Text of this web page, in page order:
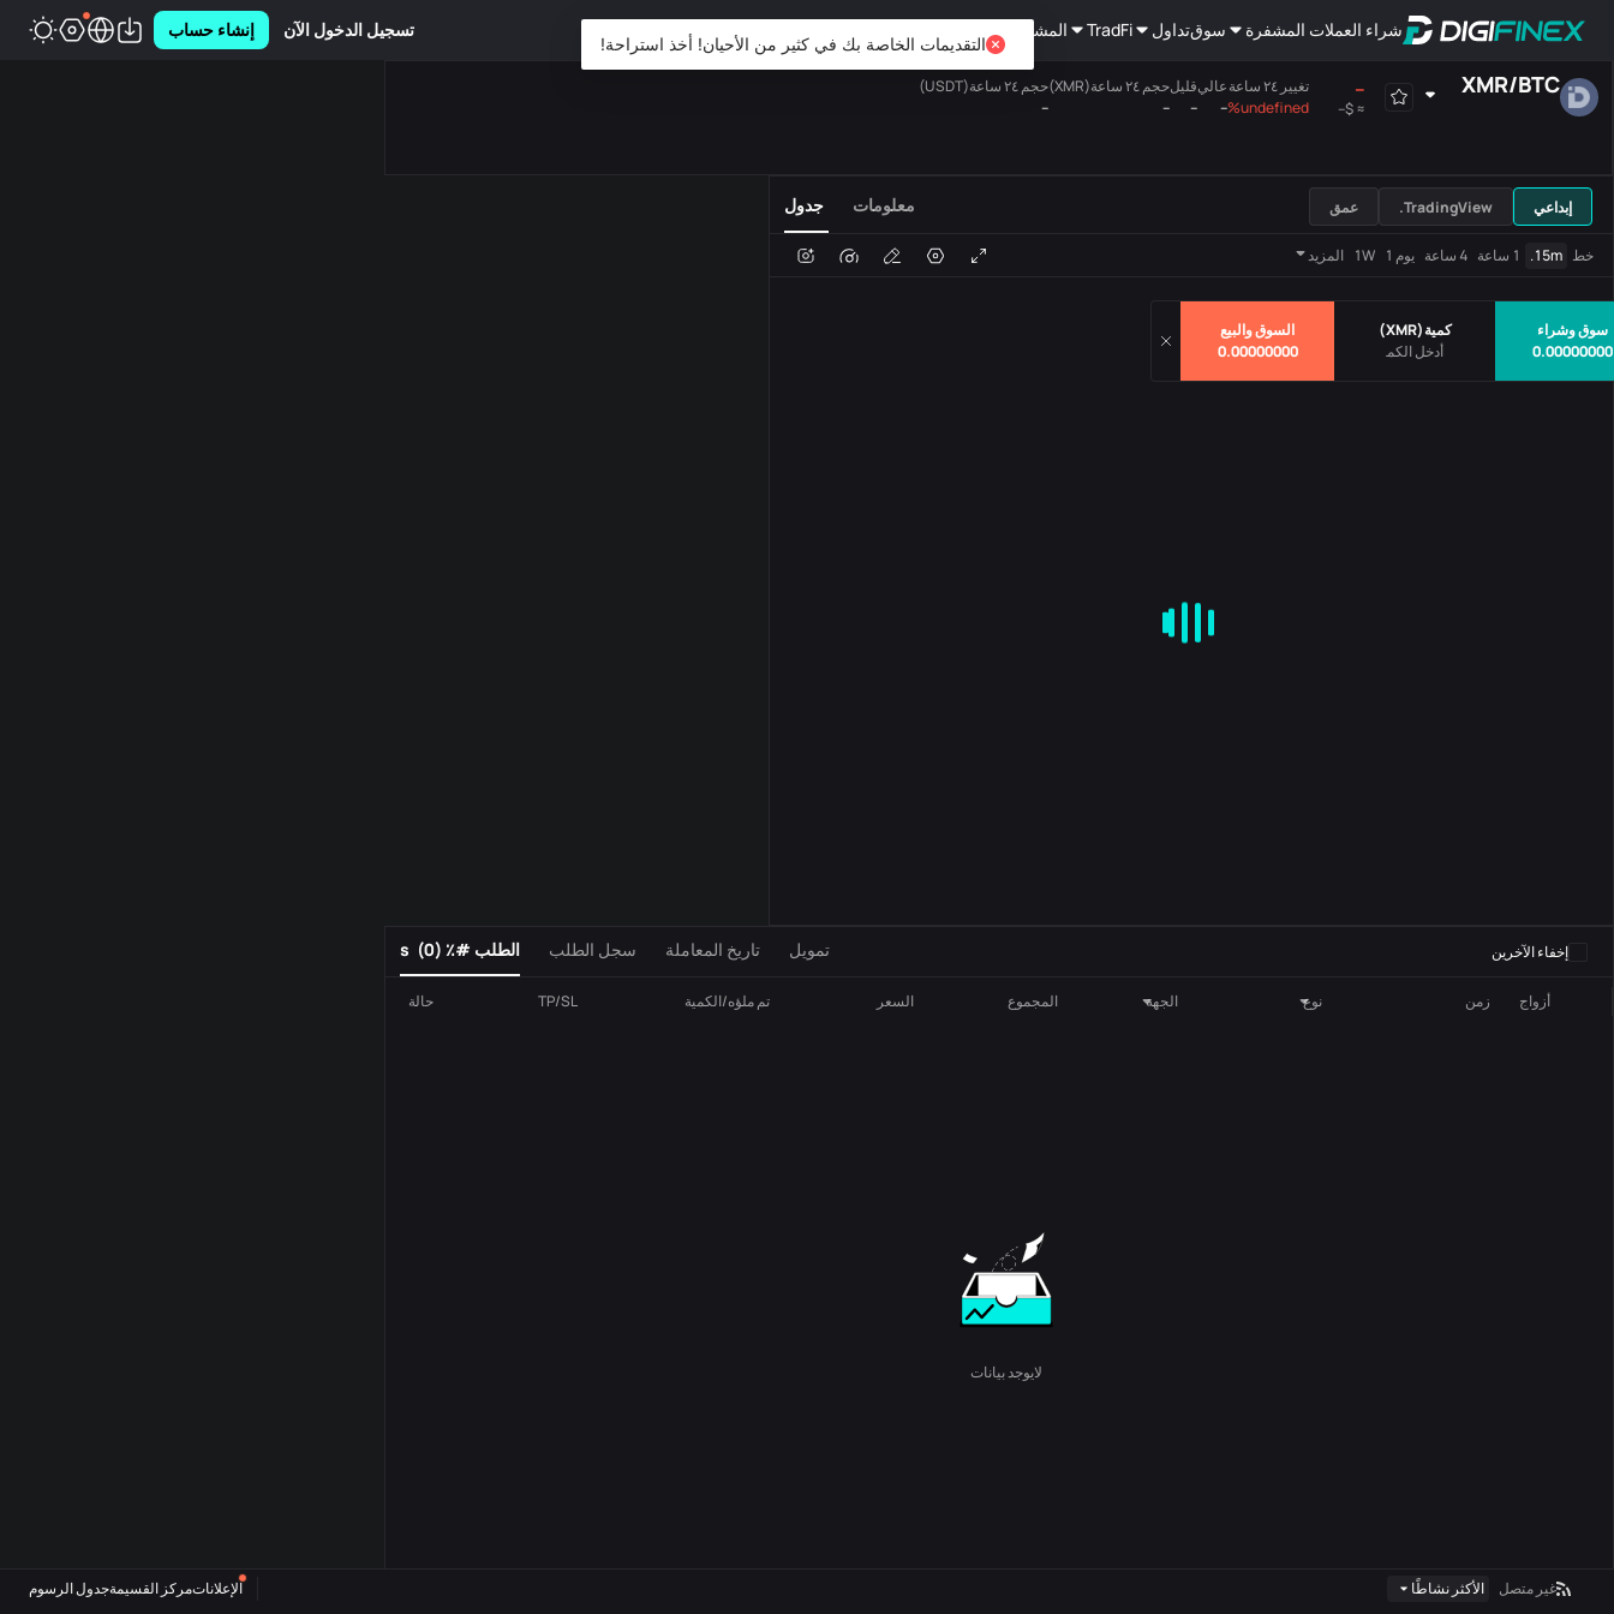
شراء العملات المشفرة سوقتداول TradFi المشتقات تسجيل الدخول الآن إنشاء حساب
سوق وشراء
0.00000000
كمية(
XMR
)
السوق والبيع
0.00000000
XMR/BTC
--
≈
$--
تغيير ٢٤ ساعة
undefined%
عالي
--
قليل
--
حجم ٢٤ ساعة(XMR)
--
حجم ٢٤ ساعة(USDT)
--
الجميع اللوحة الرئيسية
أزواج الصوت
جدول معلومات إبداعي TradingView. عمق
خط 15m. 1 ساعة 4 ساعة يوم 1 1W المزيد
الطلب #٪ s (0) سجل الطلب تاريخ المعاملة تمويل إخفاء الآخرين
أزواج زمن نوع الجهة المجموع السعر تم ملؤه/الكمية TP/SL حالة
لايوجد بيانات
غير متصل الأكثر نشاطًا الإعلاناتمركز القسيمةجدول الرسوم
التقديمات الخاصة بك في كثير من الأحيان! أخذ استراحة!